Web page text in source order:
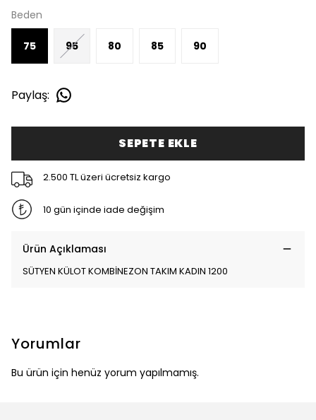
Beden
75 95 80 85 90
Paylaş:
SEPETE EKLE
2.500 TL üzeri ücretsiz kargo
10 gün içinde iade değişim
Ürün Açıklaması
SÜTYEN KÜLOT KOMBİNEZON TAKIM KADIN 1200
Yorumlar
Bu ürün için henüz yorum yapılmamış.